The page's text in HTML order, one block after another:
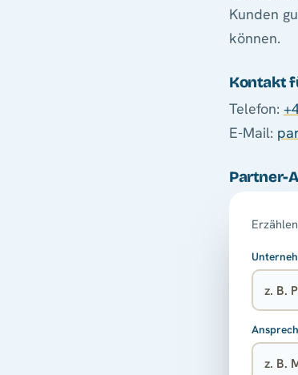
Kunden
können.
Kontakt
Telefon:
E-Mail:
Partner-